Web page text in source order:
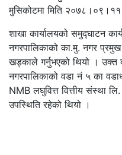
शाखा कार्यालयको समुद्घाटन
नगरपालिकाको का‍.मु. नगर
खड्काले गर्नुभएको थियो । उक्त
नगरपालिकाको वडा नं ५ का
NMB लघुवित्त वित्तीय संस्था
उपस्थिति रहेको थियो ।